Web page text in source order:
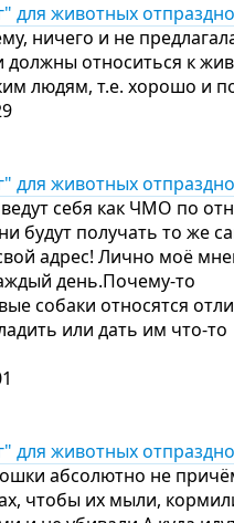
для животных
ничего и не
должны относиться к
людям, т.е. хорошо и
для животных
себя как ЧМО по
будут получать то же
адрес! Лично моё
день.Почему-то
собаки относятся
или дать им что-то
для животных
абсолютно не
чтобы их мыли,